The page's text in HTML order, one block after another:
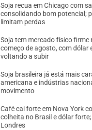
Soja recua em Chicago com
consolidando bom potencial;
limitam perdas
Soja tem mercado físico firme
começo de agosto, com dólar
voltando a subir
Soja brasileira já está mais
americana e indústrias
movimento
Café cai forte em Nova York
colheita no Brasil e dólar
Londres